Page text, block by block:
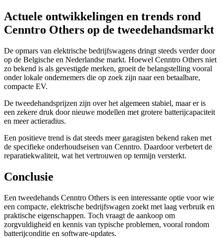
Actuele ontwikkelingen en trends rond
Cenntro Others op de tweedehandsmarkt
De opmars van elektrische bedrijfswagens dringt steeds verder door
op de Belgische en Nederlandse markt. Hoewel Cenntro Others niet
zo bekend is als gevestigde merken, groeit de belangstelling vooral
onder lokale ondernemers die op zoek zijn naar een betaalbare,
compacte EV.
De tweedehandsprijzen zijn over het algemeen stabiel, maar er is
een zekere druk door nieuwe modellen met grotere batterijcapaciteit
en meer actieradius.
Een positieve trend is dat steeds meer garagisten bekend raken met
de specifieke onderhoudseisen van Cenntro. Daardoor verbetert de
reparatiekwaliteit, wat het vertrouwen op termijn versterkt.
Conclusie
Een tweedehands Cenntro Others is een interessante optie voor wie
een compacte, elektrische bedrijfswagen zoekt met laag verbruik en
praktische eigenschappen. Toch vraagt de aankoop om
zorgvuldigheid en kennis van typische problemen, vooral rondom
batterijconditie en software-updates.